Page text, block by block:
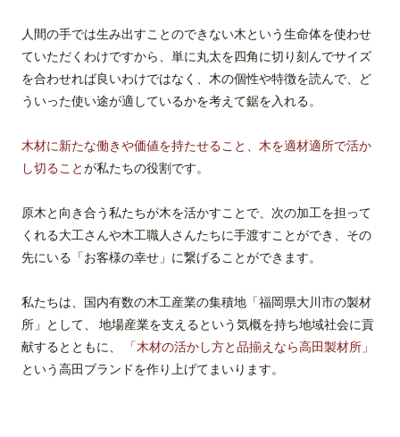
人間の手では生み出すことのできない木という生命体を使わせ
ていただくわけですから、単に丸太を四角に切り刻んでサイズ
を合わせれば良いわけではなく、木の個性や特徴を読んで、ど
ういった使い途が適しているかを考えて鋸を入れる。
木材に新たな働きや価値を持たせること、木を適材適所で活か
し切ることが私たちの役割です。
原木と向き合う私たちが木を活かすことで、次の加工を担って
くれる大工さんや木工職人さんたちに手渡すことができ、その
先にいる「お客様の幸せ」に繋げることができます。
私たちは、国内有数の木工産業の集積地「福岡県大川市の製材
所」として、
地場産業を支えるという気概を持ち地域社会に貢
献するとともに、
「木材の活かし方と品揃えなら高田製材所」
という高田ブランドを作り上げてまいります。